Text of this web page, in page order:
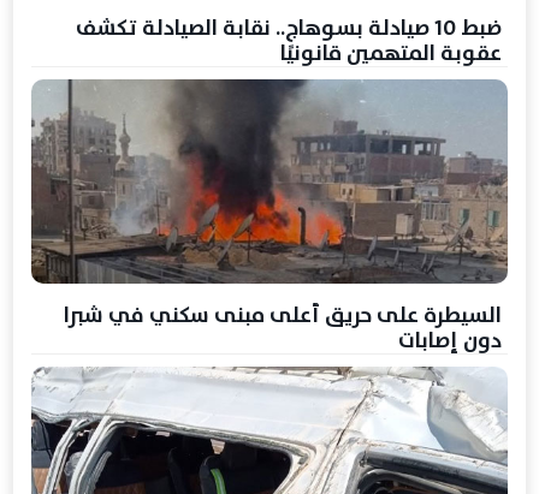
ضبط 10 صيادلة بسوهاج.. نقابة الصيادلة تكشف
عقوبة المتهمين قانونيًا
السيطرة على حريق أعلى مبنى سكني في شبرا
دون إصابات